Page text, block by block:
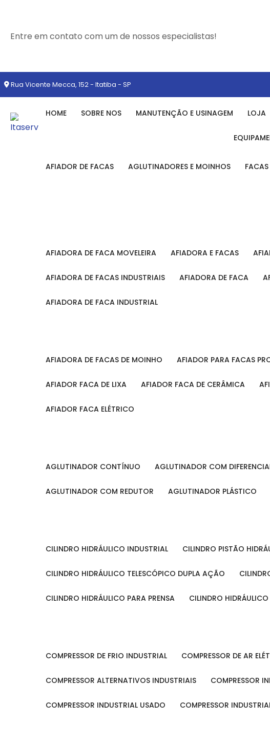
Entre em contato com um de nossos especialistas!
Rua Vicente Mecca, 152 - Itatiba - SP
HOME SOBRE NOS MANUTENÇÃO E USINAGEM LOJA
AFIADOR DE FACAS AGLUTINADORES E MOINHOS
AFIADORA DE FACA MOVELEIRA AFIADORA E FACAS
AFIADORA DE FACAS INDUSTRIAIS AFIADORA DE FACA
AFIADORA DE FACA INDUSTRIAL
AFIADORA DE FACAS DE MOINHO AFIADOR PARA FACAS
AFIADOR FACA DE LIXA AFIADOR FACA DE CERÂMICA
AFIADOR FACA ELÉTRICO
AGLUTINADOR CONTÍNUO AGLUTINADOR COM
AGLUTINADOR COM REDUTOR AGLUTINADOR PLÁSTICO
CILINDRO HIDRÁULICO INDUSTRIAL CILINDRO PISTÃO
CILINDRO HIDRÁULICO TELESCÓPICO DUPLA AÇÃO
CILINDRO HIDRÁULICO PARA PRENSA CILINDRO
COMPRESSOR DE FRIO INDUSTRIAL COMPRESSOR DE AR
COMPRESSOR ALTERNATIVOS INDUSTRIAIS COMPRESSOR
COMPRESSOR INDUSTRIAL USADO COMPRESSOR